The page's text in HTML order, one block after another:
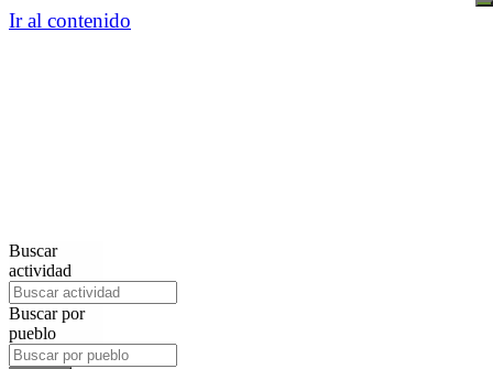
Ir al contenido
Buscar
actividad
Buscar por
pueblo